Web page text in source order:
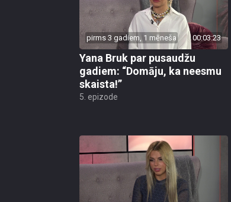
pirms 3 gadiem, 1 mēneša 00:03:23
Yana Bruk par pusaudžu
gadiem: “Domāju, ka neesmu
skaista!”
5. epizode